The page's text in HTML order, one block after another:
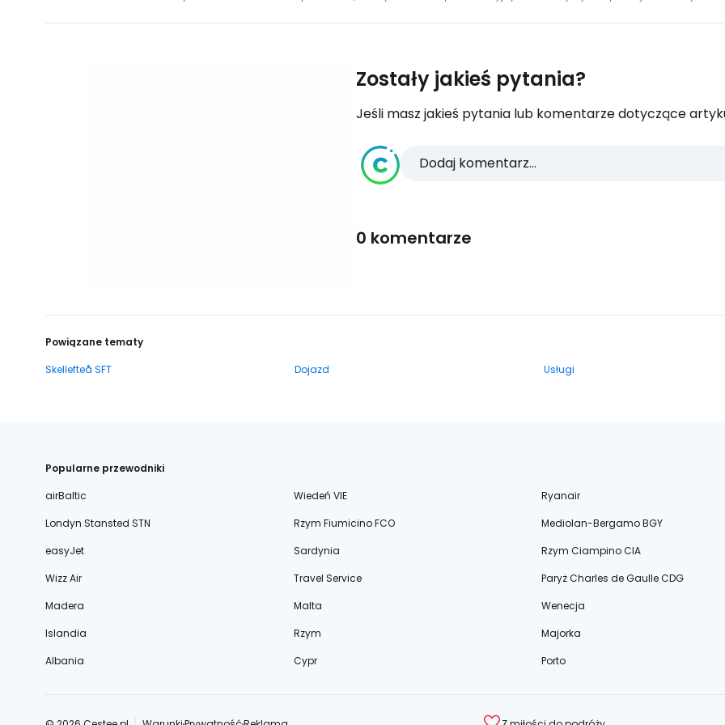
Zostały jakieś pytania?
Jeśli masz jakieś pytania lub komentarze dotyczące
Dodaj komentarz...
0 komentarze
Powiązane tematy
Skellefteå SFT
Dojazd Usługi
Popularne przewodniki
airBaltic
Wiedeń VIE
Ryanair
Londyn Stansted STN
Rzym Fiumicino FCO
Mediolan-Bergamo BGY
easyJet
Sardynia
Rzym Ciampino CIA
Wizz Air
Travel Service
Paryż Charles de Gaulle CDG
Madera
Malta
Wenecja
Islandia
Rzym
Majorka
Albania
Cypr Porto